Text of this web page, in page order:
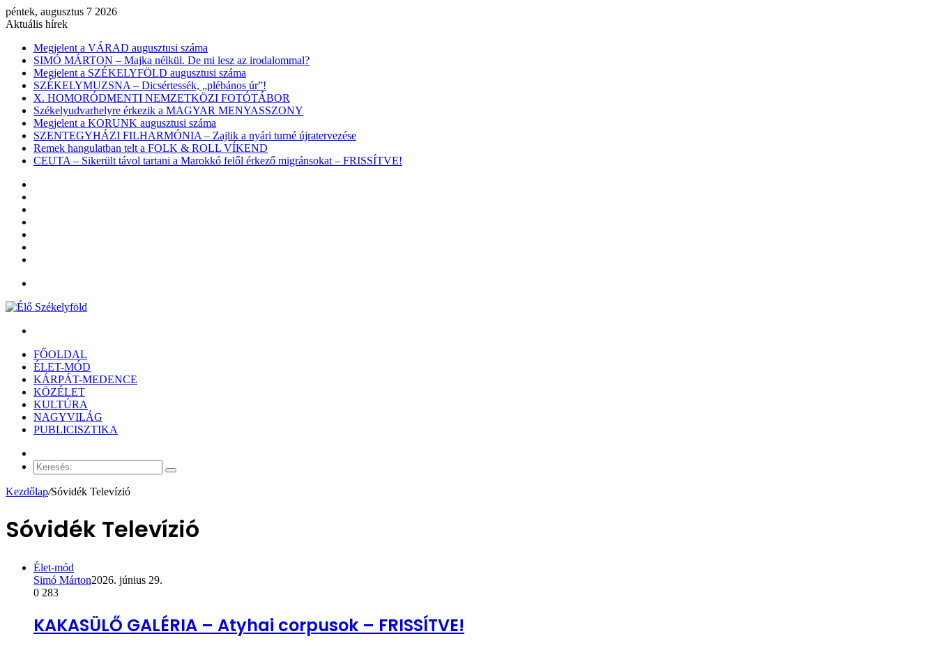
péntek, augusztus 7 2026
Aktuális hírek
Megjelent a VÁRAD augusztusi száma
SIMÓ MÁRTON – Majka nélkül. De mi lesz az irodalommal?
Megjelent a SZÉKELYFÖLD augusztusi száma
SZÉKELYMUZSNA – Dicsértessék, „plébános úr”!
X. HOMORÓDMENTI NEMZETKÖZI FOTÓTÁBOR
Székelyudvarhelyre érkezik a MAGYAR MENYASSZONY
Megjelent a KORUNK augusztusi száma
SZENTEGYHÁZI FILHARMÓNIA – Zajlik a nyári turné újratervezése
Remek hangulatban telt a FOLK & ROLL VÍKEND
CEUTA – Sikerült távol tartani a Marokkó felől érkező migránsokat – FRISSÍTVE!
FŐOLDAL
ÉLET-MÓD
KÁRPÁT-MEDENCE
KÖZÉLET
KULTÚRA
NAGYVILÁG
PUBLICISZTIKA
cikk
Keresés:
Kezdőlap/Sóvidék Televízió
Sóvidék Televízió
Élet-mód
Simó Márton2026. június 29.
0 283
KAKASÜLŐ GALÉRIA – Atyhai corpusok – FRISSÍTVE!